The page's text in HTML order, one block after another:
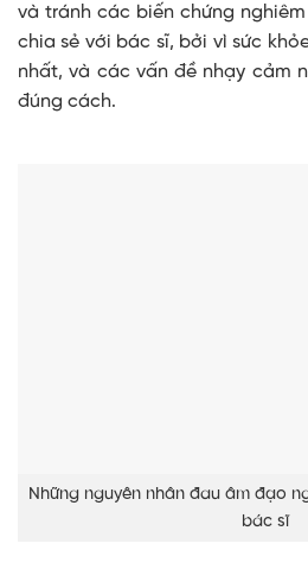
và tránh các biến chứng
chia sẻ với bác sĩ, bởi vì sức
nhất, và các vấn đề nhạy cảm
đúng cách.
Những nguyên nhân đau âm đạo
bác sĩ